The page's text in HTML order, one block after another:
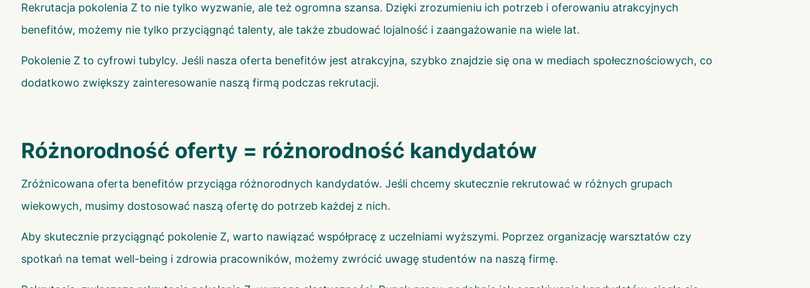
Rekrutacja pokolenia Z to nie tylko wyzwanie, ale też ogromna szansa. Dzięki zrozumieniu ich potrzeb i oferowaniu atrakcyjnych
benefitów, możemy nie tylko przyciągnąć talenty, ale także zbudować lojalność i zaangażowanie na wiele lat.
Pokolenie Z to cyfrowi tubylcy. Jeśli nasza oferta benefitów jest atrakcyjna, szybko znajdzie się ona w mediach społecznościowych, co
dodatkowo zwiększy zainteresowanie naszą firmą podczas rekrutacji.
Różnorodność oferty = różnorodność kandydatów
Zróżnicowana oferta benefitów przyciąga różnorodnych kandydatów. Jeśli chcemy skutecznie rekrutować w różnych grupach
wiekowych, musimy dostosować naszą ofertę do potrzeb każdej z nich.
Aby skutecznie przyciągnąć pokolenie Z, warto nawiązać współpracę z uczelniami wyższymi. Poprzez organizację warsztatów czy
spotkań na temat well-being i zdrowia pracowników, możemy zwrócić uwagę studentów na naszą firmę.